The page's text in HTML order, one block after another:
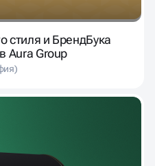
стиля и БрендБука
Aura Group